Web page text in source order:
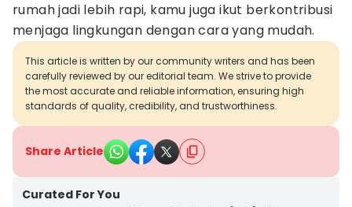
rumah jadi lebih rapi, kamu juga ikut berkontribusi
menjaga lingkungan dengan cara yang mudah.
This article is written by our community writers and has been
carefully reviewed by our editorial team. We strive to provide
the most accurate and reliable information, ensuring high
standards of quality, credibility, and trustworthiness.
Share Article
Curated For You